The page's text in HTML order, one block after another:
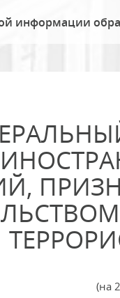
информации
(на